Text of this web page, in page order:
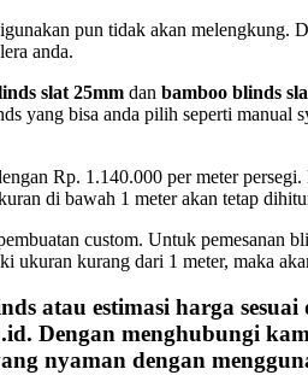
pun tidak akan melengkung.
anda.
slat 25mm dan bamboo blinds
yang bisa anda pilih seperti manual
Rp. 1.140.000 per meter
di bawah 1 meter akan tetap
custom. Untuk pemesanan
kurang dari 1 meter, maka
atau estimasi harga
Dengan menghubungi
nyaman dengan